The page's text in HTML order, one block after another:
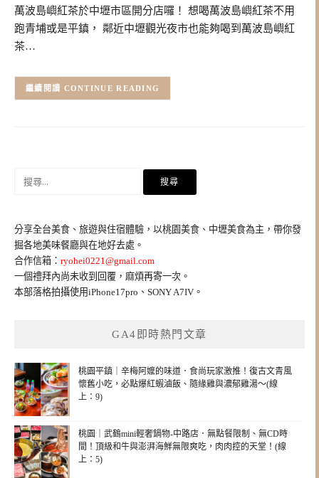
萬波島嶼紅茶於中壢市區開分店囉！ 想喝萬波島嶼紅茶不用
跑青埔或是平鎮， 鄰近中壢觀光夜市也能夠喝到萬波島嶼紅
茶…
CONTINUE READING
字:
分享全台美食、旅遊與住宿體驗，以桃園美食、中壢美食為主，帶你發
掘各地美味餐廳與在地好去處。
合作信箱： ryohei0221@gmail.com
一個禮拜內尚未收到回覆，麻煩再寄一次。
本部落格拍攝使用iPhone17pro、SONY A7IV。
GA4即時熱門文章
桃園平鎮｜辛梅阿嬤的味道．食尚玩家激推！復古文青風
懷舊小吃，必點爆紅蝦滷飯、隨緣雞與濃郁雞湯～(線
上：9)
桃園｜武鶴mini輕奢鍋物-中路店．無點餐限制、無CD時
間！頂級和牛與澎湃海鮮無限爽吃，肉肉控的天堂！(線
上：5)